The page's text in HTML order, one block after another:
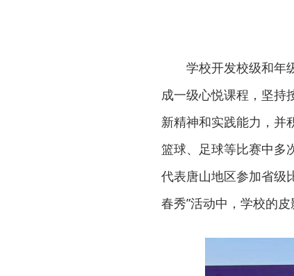
学校开发校级和年
成一级心悦课程，坚持
新精神和实践能力，并
篮球、足球等比赛中多
代表唐山地区参加省级
春秀”活动中，学校的